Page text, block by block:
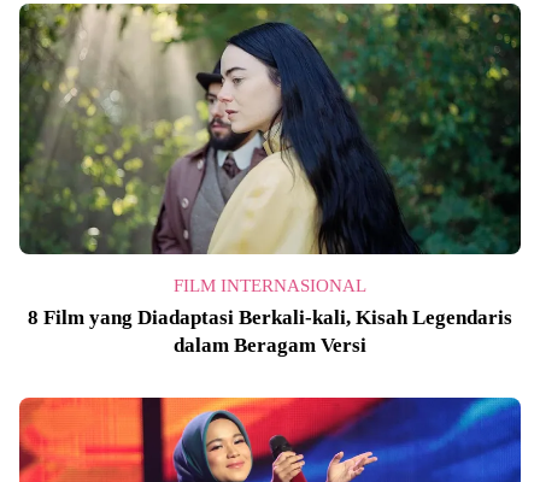
FILM INTERNASIONAL
8 Film yang Diadaptasi Berkali-kali, Kisah Legendaris
dalam Beragam Versi